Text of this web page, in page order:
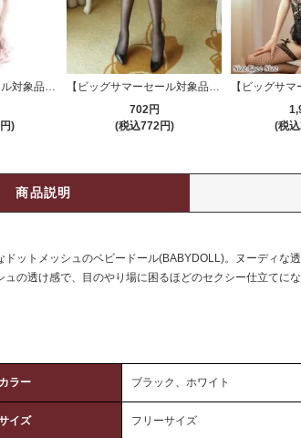
【ビッグサマーセール対象品】ベビードール(BABYDOLL) 982pk
)
【ビッグサマーセール対象品】ストッキング(STOCKING) 184bk
702円
(税込772円)
(税
商品説明
ドットメッシュのベビードール(BABYDOLL)。ヌーディな
ュの透け感で、目のやり場に困るほどのセクシー仕立てに
カラー ブラック、ホワイト
イズ フリーサイズ